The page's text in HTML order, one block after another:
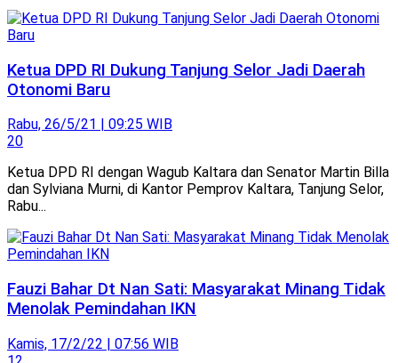
Ketua DPD RI Dukung Tanjung Selor Jadi Daerah
Otonomi Baru
Rabu, 26/5/21 | 09:25 WIB
20
Ketua DPD RI dengan Wagub Kaltara dan Senator Martin Billa
dan Sylviana Murni, di Kantor Pemprov Kaltara, Tanjung Selor,
Rabu...
Fauzi Bahar Dt Nan Sati: Masyarakat Minang Tidak
Menolak Pemindahan IKN
Kamis, 17/2/22 | 07:56 WIB